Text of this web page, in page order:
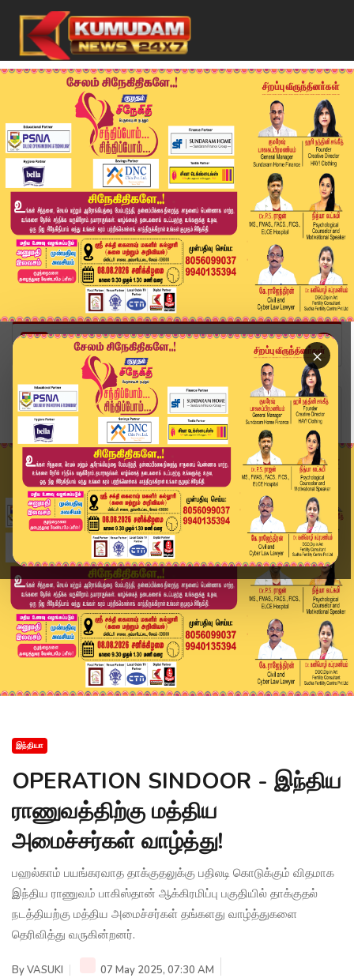
×
Home
இந்தியா
OPERATION SINDOOR - இந்திய ராணுவத்திற்கு மத்திய...
இந்தியா
OPERATION SINDOOR - இந்திய
ராணுவத்திற்கு மத்திய
அமைச்சர்கள் வாழ்த்து!
பஹல்காம் பயங்கரவாத தாக்குதலுக்கு பதிலடி கொடுக்கும் விதமாக
இந்திய ராணுவம் பாகிஸ்தான் ஆக்கிரமிப்பு பகுதியில் தாக்குதல்
நடத்தியற்கு மத்திய அமைச்சர்கள் தங்களது வாழ்த்துகளை
தெரிவித்து வருகின்றனர்.
ByVASUKI
07 May 2025, 07:30 AM